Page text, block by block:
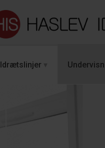
Idrætslinjer